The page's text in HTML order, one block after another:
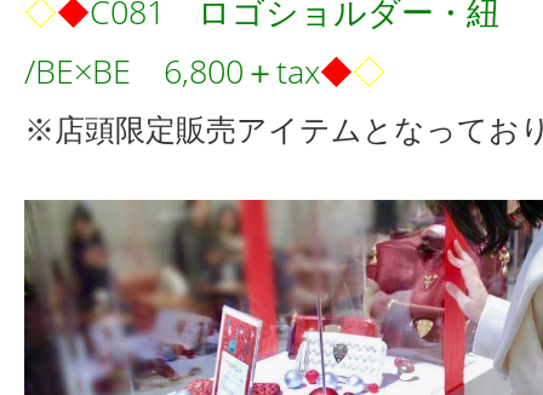
◇◆C081
ロゴショルダー・紐
/BE×BE 6,800＋tax◆◇
※店頭限定販売アイテムとなってお